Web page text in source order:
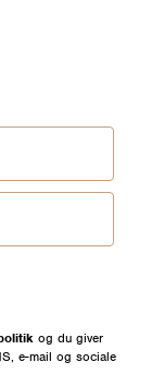
og du giver
e-mail og sociale